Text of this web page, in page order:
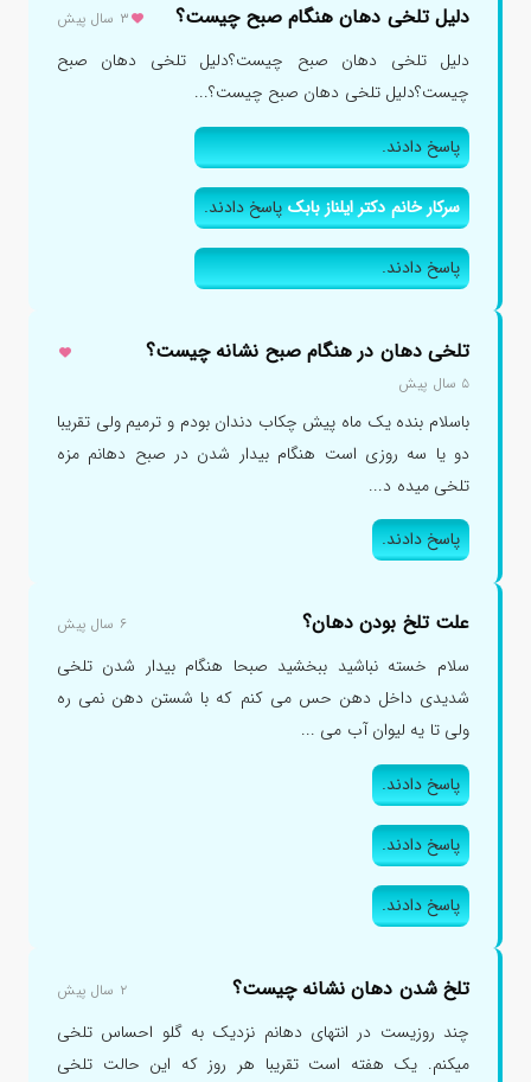
دلیل تلخی دهان هنگام صبح چیست؟ ۳ سال پیش
دلیل تلخی دهان صبح چیست؟دلیل تلخی دهان صبح
چیست؟دلیل تلخی دهان صبح چیست؟...
پاسخ دادند.
سرکار خانم دکتر ایلناز بابکپاسخ دادند.
پاسخ دادند.
تلخی دهان در هنگام صبح نشانه چیست؟
۵ سال پیش
باسلام بنده یک ماه پیش چکاب دندان بودم و ترمیم ولی تقریبا
دو یا سه روزی است هنگام بیدار شدن در صبح دهانم مزه
تلخی میده د...
پاسخ دادند.
علت تلخ بودن دهان؟ ۶ سال پیش
سلام خسته نباشید ببخشید صبحا هنگام بیدار شدن تلخی
شدیدی داخل دهن حس می کنم که با شستن دهن نمی ره
ولی تا یه لیوان آب می ...
پاسخ دادند.
پاسخ دادند.
پاسخ دادند.
تلخ شدن دهان نشانه چیست؟ ۲ سال پیش
چند روزیست در انتهای دهانم نزدیک به گلو احساس تلخی
میکنم. یک هفته است تقریبا هر روز که این حالت تلخی